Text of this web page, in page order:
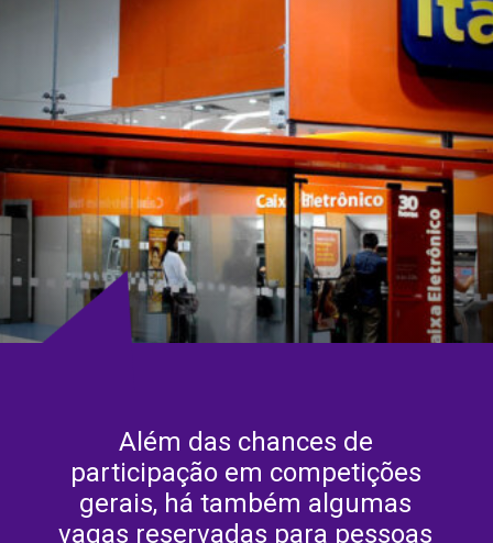
Além das chances de
participação em competições
gerais, há também algumas
vagas reservadas para pessoas